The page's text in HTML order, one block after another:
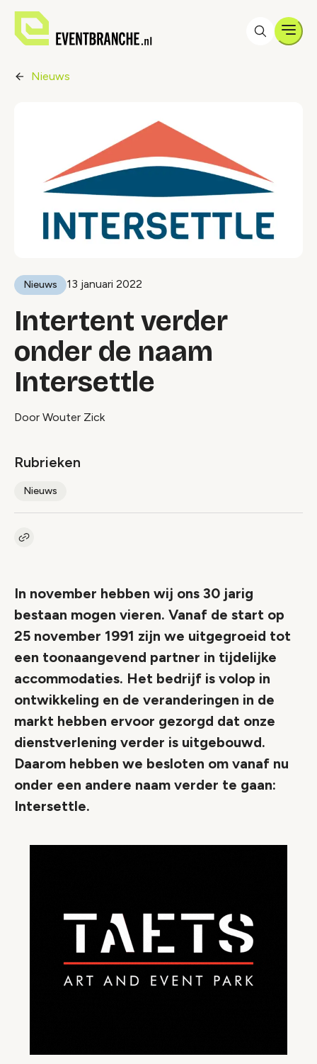
Nieuws
Nieuws 13 januari 2022
Intertent verder
onder de naam
Intersettle
Door Wouter Zick
Rubrieken
Nieuws
Kopieer link naar artikel
In november hebben wij ons 30 jarig
bestaan mogen vieren. Vanaf de start op
25 november 1991 zijn we uitgegroeid tot
een toonaangevend partner in tijdelijke
accommodaties. Het bedrijf is volop in
ontwikkeling en de veranderingen in de
markt hebben ervoor gezorgd dat onze
dienstverlening verder is uitgebouwd.
Daarom hebben we besloten om vanaf nu
onder een andere naam verder te gaan:
Intersettle.